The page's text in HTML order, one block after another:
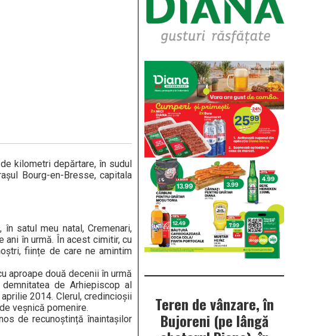
kilometri depărtare, în sudul
Bourg-en-Bresse, capitala
satul meu natal, Cremenari,
ani în urmă. În acest cimitir, cu
ființe de care ne amintim
aproape două decenii în urmă
de Arhiepiscop al
2014. Clerul, credincioșii
veșnică pomenire.
de recunoștință înaintașilor
Teren de vânzare, în
Bujoreni (pe lângă